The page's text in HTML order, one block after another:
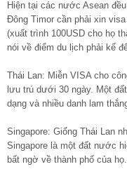
Hiện tại các nước Asean
Đông Timor cần phải xin
(xuất trình 100USD cho họ
nói về điểm du lịch phải kể
Thái Lan: Miễn VISA cho
lưu trú dưới 30 ngày. Một
dạng và nhiều danh lam
Singapore: Giống Thái Lan
Singapore là một đất nước
bất ngờ về thành phố của họ.